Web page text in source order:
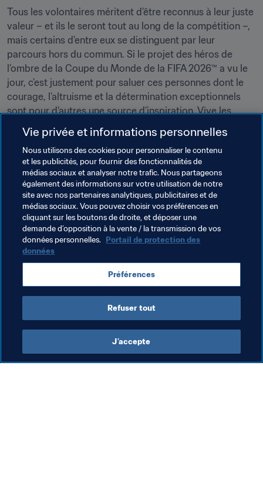
Tous les volontaires méritent d’être reconnus à leur juste
valeur – et ils le seront tout au long de la compétition –,
mais certains d'entre eux se distinguent par leur
parcours hors du commun. Si le projet des héros de
l’ombre de la Coupe du Monde de la FIFA 2026™ a vu le
jour, c’est justement pour saluer ces personnes dont le
courage, l’altruisme et la détermination exceptionnels
sont pour d’autres une source d’inspiration. Vive les
héros de l’ombre !
Thèmes en lien
Volontaires Organisation des compétitions
Organisation Coupe du Monde de la FIFA 2026™
Mexico Concacaf
Organisation
Vie privée et informations personnelles
Nous utilisons des cookies pour personnaliser le contenu
et les publicités, pour fournir des fonctionnalités de
médias sociaux et analyser notre trafic. Nous partageons
également des informations sur votre utilisation de notre
site avec nos partenaires analytiques, publicitaires et de
médias sociaux. Vous pouvez choisir vos préférences en
cliquant sur les boutons de droite, et déposer une
demande d’opposition à la vente / la transmission de vos
données personnelles. Portail de protection des
données
Préférences
Refuser tout
J’accepte